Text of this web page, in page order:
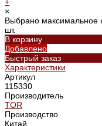
×
Выбрано максимальное
шт.
В корзину
Добавлено
Быстрый заказ
Характеристики
Артикул
115330
Производитель
TOR
Производство
Китай